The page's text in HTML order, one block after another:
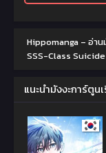
Hippomanga – อ่า
SSS-Class
แนะนำมังงะการ์ตูน